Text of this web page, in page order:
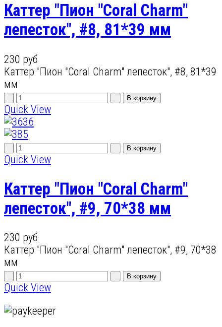
Каттер "Пион "Coral Charm"
лепесток", #8, 81*39 мм
230 руб
Каттер "Пион "Coral Charm" лепесток", #8, 81*39
мм
Quick View
Quick View
Каттер "Пион "Coral Charm"
лепесток", #9, 70*38 мм
230 руб
Каттер "Пион "Coral Charm" лепесток", #9, 70*38
мм
Quick View